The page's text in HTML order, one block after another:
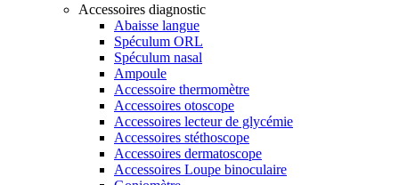
Accessoires diagnostic
Abaisse langue
Spéculum ORL
Spéculum nasal
Ampoule
Accessoire thermomètre
Accessoires otoscope
Accessoires lecteur de glycémie
Accessoires stéthoscope
Accessoires dermatoscope
Accessoires Loupe binoculaire